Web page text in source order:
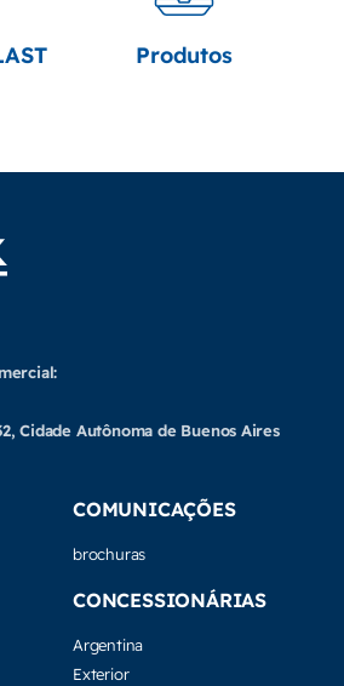
Produtos
Cidade Autônoma de Buenos Aires
COMUNICAÇÕES
brochuras
CONCESSIONÁRIAS
Argentina
Exterior